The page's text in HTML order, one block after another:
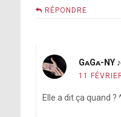
RÉPONDRE
GᴀGᴀ-NY ♪
11
Elle a dit ça quand ?